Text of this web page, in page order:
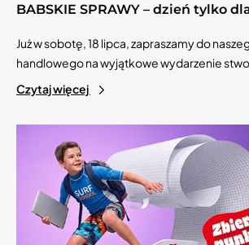
BABSKIE SPRAWY – dzień tylko
Już w sobotę, 18 lipca, zapraszamy do
handlowego na wyjątkowe wydarzenie
Czytaj więcej